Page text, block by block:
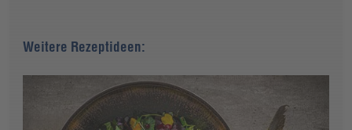
Weitere Rezeptideen: